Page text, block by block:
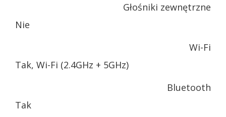
Głośniki zewnętrzne
Nie
Wi-Fi
Tak, Wi-Fi (2.4GHz + 5GHz)
Bluetooth
Tak